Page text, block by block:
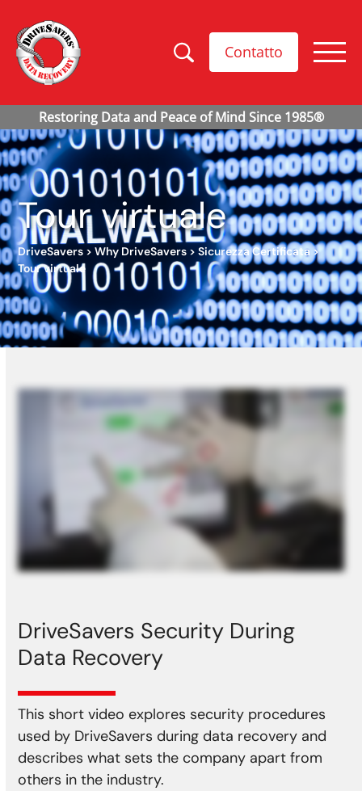
Contatto
Tour virtuale
DriveSavers >Why DriveSavers >Sicurezza Certificata>
Tour virtuale
DriveSavers Security During
Data Recovery
This short video explores security procedures
used by DriveSavers during data recovery and
describes what sets the company apart from
others in the industry.